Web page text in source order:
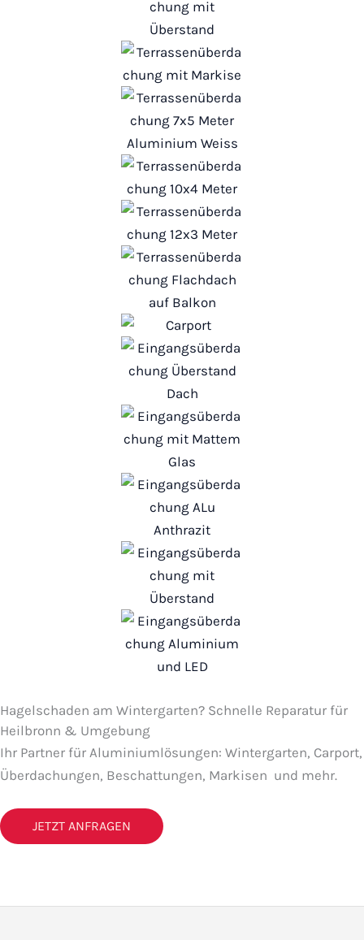
Hagelschaden am Wintergarten? Schnelle Reparatur für
Heilbronn & Umgebung
Ihr Partner für Aluminiumlösungen: Wintergarten, Carport,
Überdachungen, Beschattungen, Markisen und mehr.
JETZT ANFRAGEN